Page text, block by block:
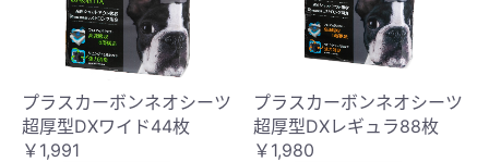
プラスカーボンネオシーツ
超厚型DXワイド44枚
￥1,991
プラスカーボンネオシーツ
超厚型DXレギュラ88枚
￥1,980